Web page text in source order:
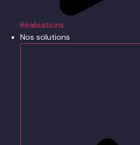
Réalisations
Nos solutions